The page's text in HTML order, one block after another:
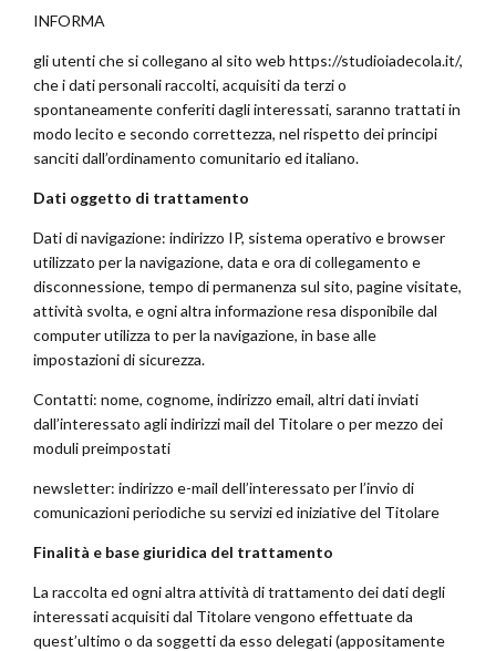
INFORMA
gli utenti che si collegano al sito web https://studioiadecola.it/,
che i dati personali raccolti, acquisiti da terzi o
spontaneamente conferiti dagli interessati, saranno trattati in
modo lecito e secondo correttezza, nel rispetto dei principi
sanciti dall’ordinamento comunitario ed italiano.
Dati oggetto di trattamento
Dati di navigazione: indirizzo IP, sistema operativo e browser
utilizzato per la navigazione, data e ora di collegamento e
disconnessione, tempo di permanenza sul sito, pagine visitate,
attività svolta, e ogni altra informazione resa disponibile dal
computer utilizza to per la navigazione, in base alle
impostazioni di sicurezza.
Contatti: nome, cognome, indirizzo email, altri dati inviati
dall’interessato agli indirizzi mail del Titolare o per mezzo dei
moduli preimpostati
newsletter: indirizzo e-mail dell’interessato per l’invio di
comunicazioni periodiche su servizi ed iniziative del Titolare
Finalità e base giuridica del trattamento
La raccolta ed ogni altra attività di trattamento dei dati degli
interessati acquisiti dal Titolare vengono effettuate da
quest’ultimo o da soggetti da esso delegati (appositamente